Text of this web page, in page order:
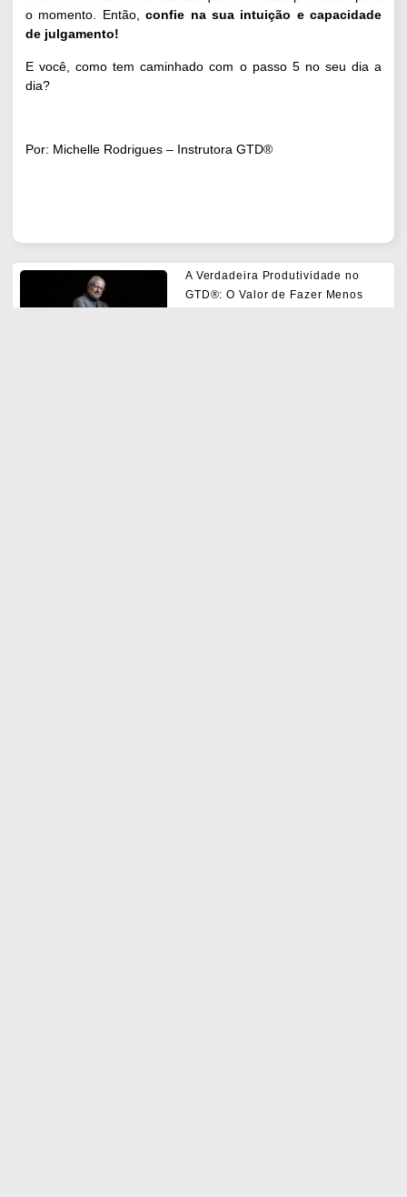
o momento. Então,confie na sua intuição e capacidade
de julgamento!
E você, como tem caminhado com o passo 5 no seu dia a
dia?
Por: Michelle Rodrigues – Instrutora GTD®
A Verdadeira Produtividade no
GTD®: O Valor de Fazer Menos